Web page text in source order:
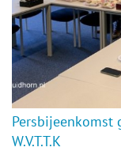
Persbijeenkomst
W.V.T.T.K